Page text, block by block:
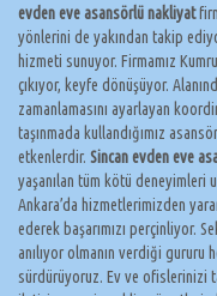
evden eve asansörlü nakliyat
yönlerini de yakından takip
hizmeti sunuyor. Firmamız
çıkıyor, keyfe dönüşüyor.
zamanlamasını ayarlayan
taşınmada kullandığımız
etkenlerdir. Sincan evden eve
yaşanılan tüm kötü deneyimleri
Ankara’da hizmetlerimizden
ederek başarımızı perçinliyor.
anılıyor olmanın verdiği gururu
sürdürüyoruz. Ev ve ofislerinizi